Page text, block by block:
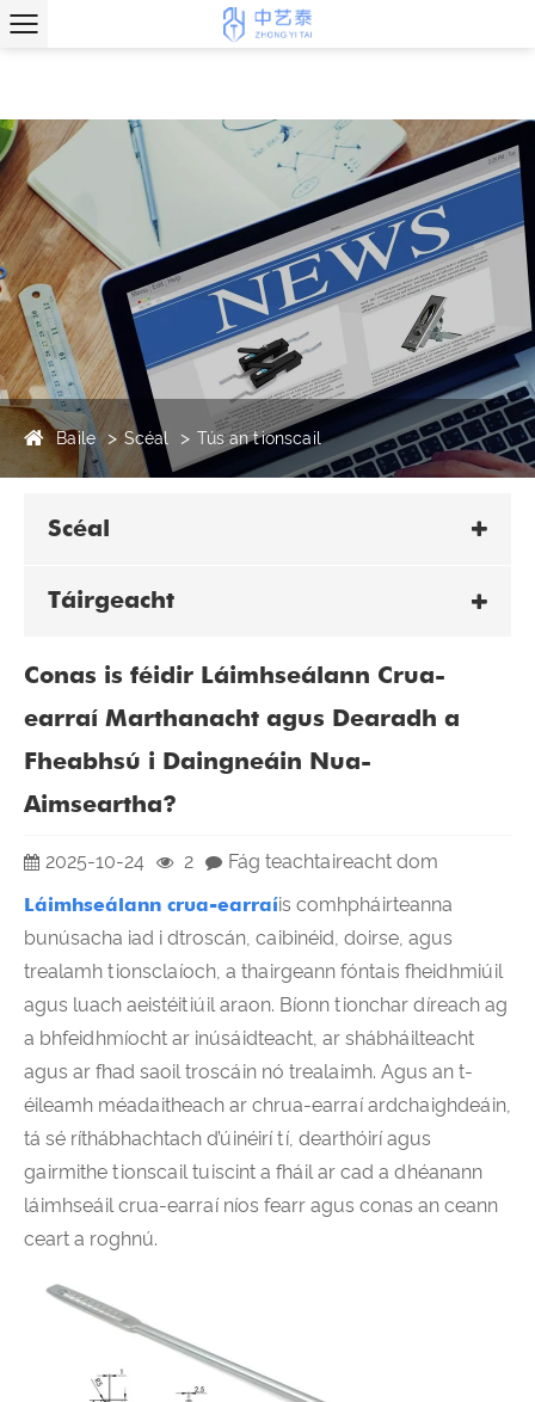
Baile Scéal Tús an tionscail
Scéal
Táirgeacht
Conas is féidir Láimhseálann Crua-
earraí Marthanacht agus Dearadh a
Fheabhsú i Daingneáin Nua-
Aimseartha?
2025-10-24 2
Fág teachtaireacht dom
Láimhseálann crua-earraíis comhpháirteanna
bunúsacha iad i dtroscán, caibinéid, doirse, agus
trealamh tionsclaíoch, a thairgeann fóntais fheidhmiúil
agus luach aeistéitiúil araon. Bíonn tionchar díreach ag
a bhfeidhmíocht ar inúsáidteacht, ar shábháilteacht
agus ar fhad saoil troscáin nó trealaimh. Agus an t-
éileamh méadaitheach ar chrua-earraí ardchaighdeáin,
tá sé ríthábhachtach d’úinéirí tí, dearthóirí agus
gairmithe tionscail tuiscint a fháil ar cad a dhéanann
láimhseáil crua-earraí níos fearr agus conas an ceann
ceart a roghnú.